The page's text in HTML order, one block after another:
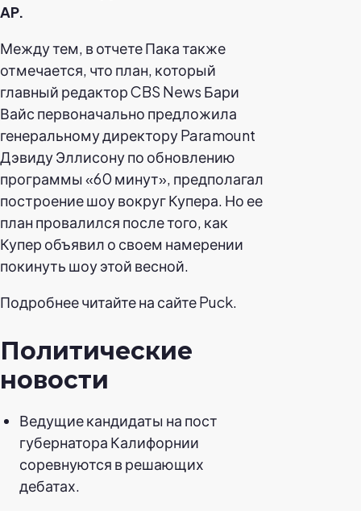
AP.
Между тем, в отчете Пака также
отмечается, что план, который
главный редактор CBS News Бари
Вайс первоначально предложила
генеральному директору Paramount
Дэвиду Эллисону по обновлению
программы «60 минут», предполагал
построение шоу вокруг Купера. Но ее
план провалился после того, как
Купер объявил о своем намерении
покинуть шоу этой весной.
Подробнее читайте на сайте Puck.
Политические
новости
Ведущие кандидаты на пост
губернатора Калифорнии
соревнуются в решающих
дебатах.